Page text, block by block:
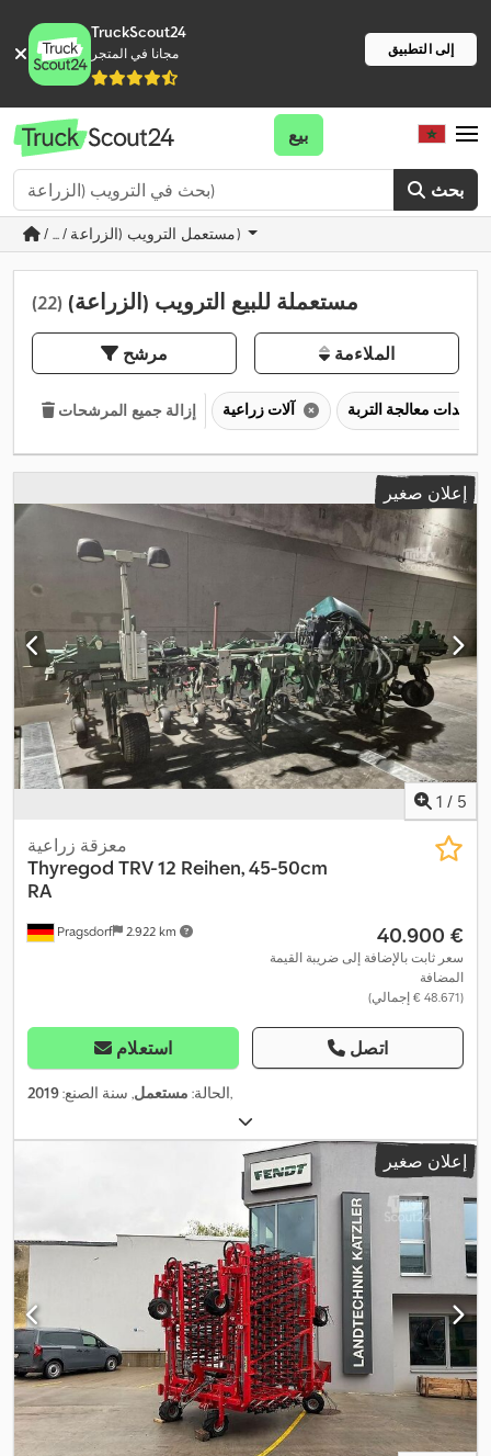
TruckScout24
مجانا في المتجر إلى التطبيق
بحث
بيع
/ ... / مستعمل الترويب (الزراعة)
مستعملة للبيع الترويب (الزراعة) (22)
مرشح الملاءمة
إزالة جميع المرشحات آلات زراعية
إعلان صغير
1 / 5
Pragsdorf 2.922 km
معزقة زراعية
Thyregod TRV 12 Reihen, 45-50cm
RA
‏40.900 €
سعر ثابت بالإضافة إلى ضريبة القيمة
المضافة
(‏48.671 € إجمالي)
استعلام اتصل
الحالة: مستعمل, سنة الصنع:2019 ,
إعلان صغير